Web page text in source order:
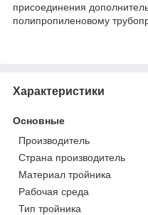
присоединения
полипропиленовому
Характеристики
Основные
Производитель
Страна производитель
Материал тройника
Рабочая среда
Тип тройника